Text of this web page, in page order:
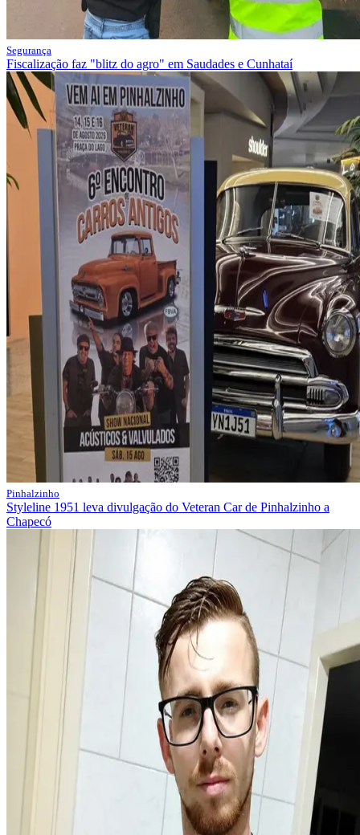
Segurança
Fiscalização faz "blitz do agro" em Saudades e Cunhataí
Pinhalzinho
Styleline 1951 leva divulgação do Veteran Car de Pinhalzinho a
Chapecó